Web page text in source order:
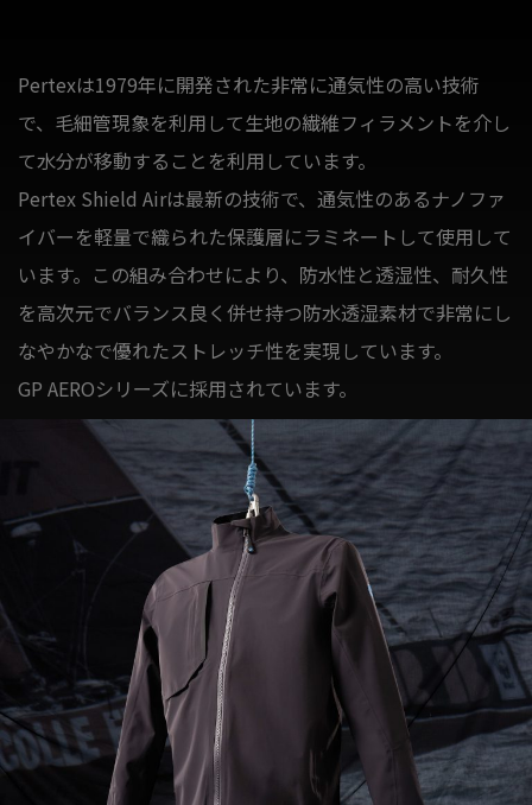
Pertexは1979年に開発された非常に通気性の高い技術
で、毛細管現象を利用して生地の繊維フィラメントを介し
て水分が移動することを利用しています。
Pertex Shield Airは最新の技術で、通気性のあるナノファ
イバーを軽量で織られた保護層にラミネートして使用して
います。この組み合わせにより、防水性と透湿性、耐久性
を高次元でバランス良く併せ持つ防水透湿素材で非常にし
なやかなで優れたストレッチ性を実現しています。
GP AEROシリーズに採用されています。